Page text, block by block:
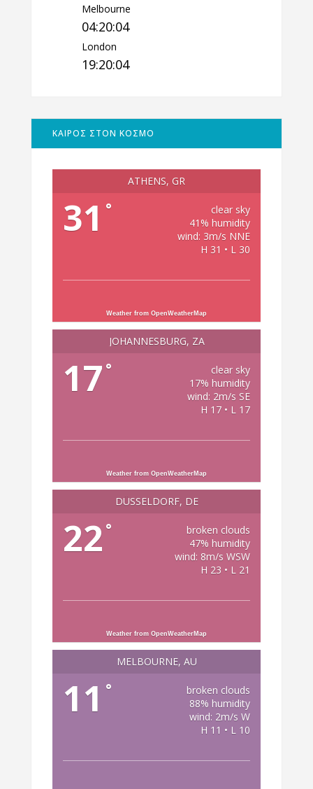
Melbourne
04:20:05
London
19:20:05
ΚΑΙΡΟΣ ΣΤΟΝ ΚΟΣΜΟ
ATHENS, GR
31 °
clear sky
41% humidity
wind: 3m/s NNE
H 31 • L 30
Weather from OpenWeatherMap
JOHANNESBURG, ZA
17 °
clear sky
17% humidity
wind: 2m/s SE
H 17 • L 17
Weather from OpenWeatherMap
DÜSSELDORF, DE
22 °
broken clouds
47% humidity
wind: 8m/s WSW
H 23 • L 21
Weather from OpenWeatherMap
MELBOURNE, AU
11 °
broken clouds
88% humidity
wind: 2m/s W
H 11 • L 10